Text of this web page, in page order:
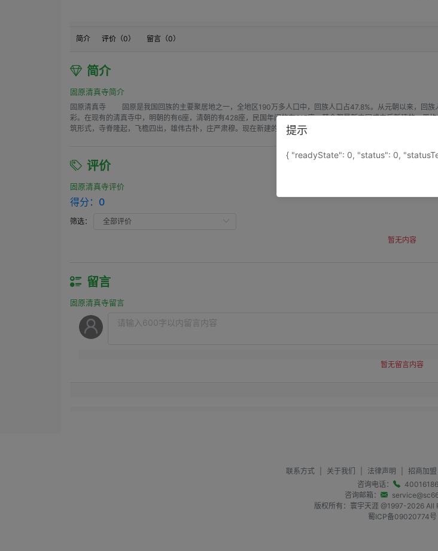
简介 评价（0） 留言（0）
简介
固原清真寺简介
固原清真寺 固原是我国回族的主要聚居地之一，全地区190万多人口中，回族人口占47.8%。从元朝以来，回族
彩。在现有的清真寺中，明朝的有6座，清朝的有428座，民国年间的有615座，其余都是新中国成立后新建的，
筑形式，寺脊隆起，飞檐四出，雄伟古朴，庄严肃穆。现在新建的清真寺形式多样，但都摆脱不了本地区的地理条
评价
固原清真寺评价
得分： 0
筛选：
暂无内容
留言
固原清真寺留言
暂无留言内容
联系方式 关于我们 法律声明 招商加盟
咨询电话：
咨询邮箱：
版权所有：寰宇天涯 @1997-2026All
蜀ICP备09020774号
提示
{ "readyState": 0, "status": 0,